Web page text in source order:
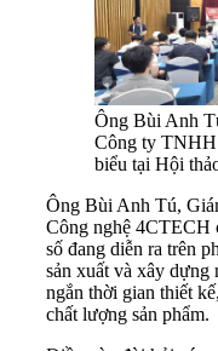
Ông Bùi Anh
Công ty
biểu tại Hội
Ông Bùi Anh Tú,
Công nghệ 4CTECH
số đang diễn ra trên
sản xuất và xây dựng
ngắn thời gian thiết
chất lượng sản phẩm.